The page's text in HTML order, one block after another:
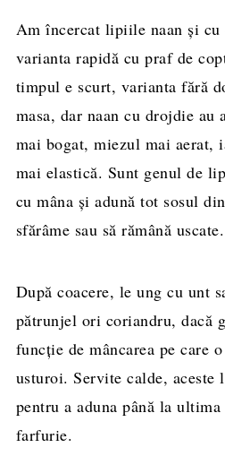
Am încercat lipiile naan și
varianta rapidă cu praf de
timpul e scurt, varianta fără
masa, dar naan cu drojdie au
mai bogat, miezul mai aerat,
mai elastică. Sunt genul de
cu mâna și adună tot sosul
sfărâme sau să rămână uscate.
După coacere, le ung cu unt
pătrunjel ori coriandru, dacă
funcție de mâncarea pe care
usturoi. Servite calde, aceste
pentru a aduna până la
farfurie.